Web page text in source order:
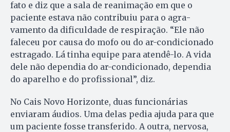
fato e diz que a sala de reanimação em que o
paciente estava não contribuiu para o agra­
vamento da dificuldade de res­piração. “Ele não
faleceu por cau­sa do mofo ou do ar-condicionado
estragado. Lá tinha equipe pa­ra atendê-lo. A vida
dele não de­pen­dia do ar-condicionado, de­pen­dia
do aparelho e do profissional”, diz.
No Cais Novo Horizonte, duas funcionárias
enviaram áu­dios. Uma delas pedia ajuda para que
um paciente fosse transferido. A outra, nervosa,